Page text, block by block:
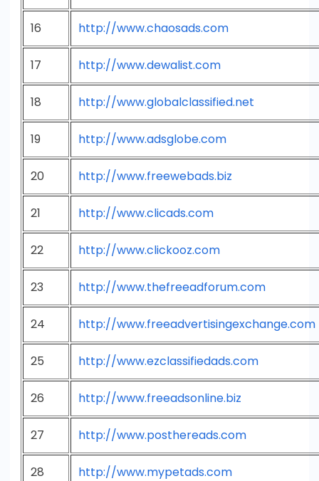
16 http://www.chaosads.com
17 http://www.dewalist.com
18 http://www.globalclassified.net
19 http://www.adsglobe.com
20 http://www.freewebads.biz
21 http://www.clicads.com
22 http://www.clickooz.com
23 http://www.thefreeadforum.com
24 http://www.freeadvertisingexchange.com
25 http://www.ezclassifiedads.com
26 http://www.freeadsonline.biz
27 http://www.posthereads.com
28 http://www.mypetads.com